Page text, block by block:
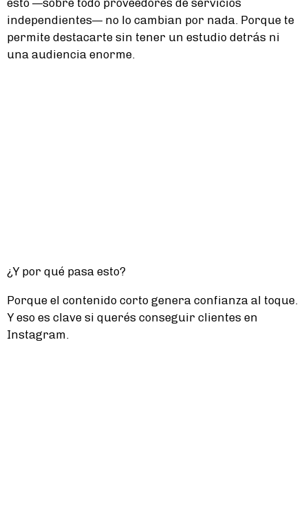
esto —sobre todo proveedores de servicios
independientes— no lo cambian por nada. Porque te
permite destacarte sin tener un estudio detrás ni
una audiencia enorme.
¿Y por qué pasa esto?
Porque el contenido corto genera confianza al toque.
Y eso es clave si querés conseguir clientes en
Instagram.